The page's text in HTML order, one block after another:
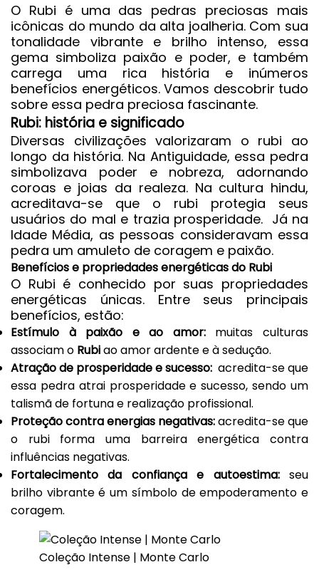
O Rubi é uma das pedras preciosas mais
icônicas do mundo da alta joalheria. Com sua
tonalidade vibrante e brilho intenso, essa
gema simboliza paixão e poder, e também
carrega uma rica história e inúmeros
benefícios energéticos. Vamos descobrir tudo
sobre essa pedra preciosa fascinante.
Rubi: história e significado
Diversas civilizações valorizaram o rubi ao
longo da história. Na Antiguidade, essa pedra
simbolizava poder e nobreza, adornando
coroas e joias da realeza. Na cultura hindu,
acreditava-se que o rubi protegia seus
usuários do mal e trazia prosperidade. Já na
Idade Média, as pessoas consideravam essa
pedra um amuleto de coragem e paixão.
Benefícios e propriedades energéticas do Rubi
O Rubi é conhecido por suas propriedades
energéticas únicas. Entre seus principais
benefícios, estão:
Estímulo à paixão e ao amor:muitas culturas
associam o Rubiao amor ardente e à sedução.
Atração de prosperidade e sucesso: acredita-se que
essa pedra atrai prosperidade e sucesso, sendo um
talismã de fortuna e realização profissional.
Proteção contra energias negativas:acredita-se que
o rubi forma uma barreira energética contra
influências negativas.
Fortalecimento da confiança e autoestima:seu
brilho vibrante é um símbolo de empoderamento e
coragem.
Coleção Intense | Monte Carlo